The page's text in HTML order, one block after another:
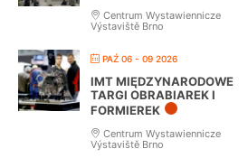
Centrum Wystawiennicze
Výstaviště Brno
PAŹ 06 - 09 2026
IMT MIĘDZYNARODOWE
TARGI OBRABIAREK I
FORMIEREK
Centrum Wystawiennicze
Výstaviště Brno